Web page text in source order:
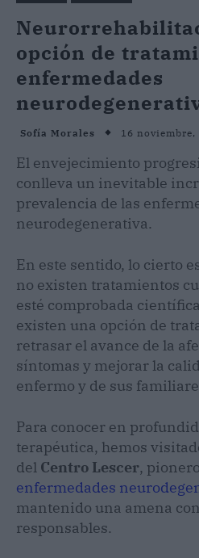
opción de
enfermedades
Sofía Morales 16 noviembre,
El envejecimiento
conlleva un inevitable
prevalencia de las
neurodegenerativa.
En este sentido, lo cierto
no existen tratamientos
esté comprobada
existen una opción de
retrasar el avance de la
síntomas y mejorar la
enfermo y de sus
Para conocer en
terapéutica, hemos
del Centro Lescer,
enfermedades
mantenido una amena
responsables.